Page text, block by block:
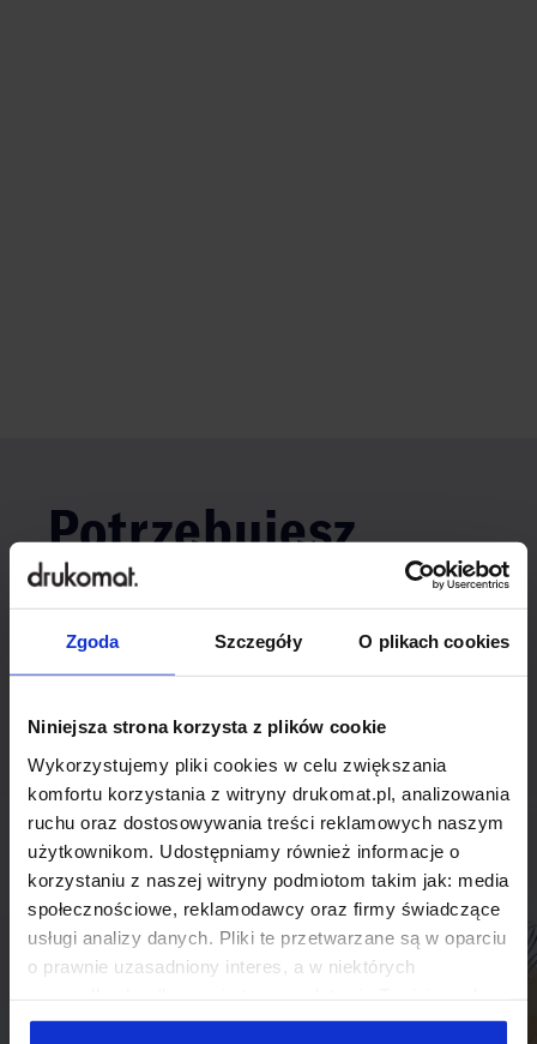
Zgoda Szczegóły O plikach cookies
Niniejsza strona korzysta z plików cookie
Wykorzystujemy pliki cookies w celu zwiększania
komfortu korzystania z witryny drukomat.pl, analizowania
ruchu oraz dostosowywania treści reklamowych naszym
użytkownikom. Udostępniamy również informacje o
korzystaniu z naszej witryny podmiotom takim jak: media
społecznościowe, reklamodawcy oraz firmy świadczące
usługi analizy danych. Pliki te przetwarzane są w oparciu
o prawnie uzasadniony interes, a w niektórych
Niektóre z plików cookies dostarczane i przetwarzane są
Potrzebujesz
indywidualnego
rozwiązania?
produkt niestandardowy.
Skontaktuj się